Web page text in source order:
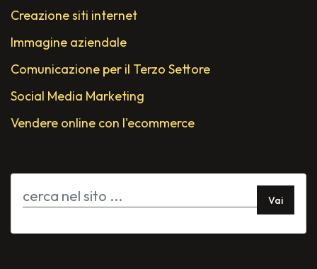
Creazione siti internet
Immagine aziendale
Comunicazione per il Terzo Settore
Social Media Marketing
Vendere online con l'ecommerce
Vai